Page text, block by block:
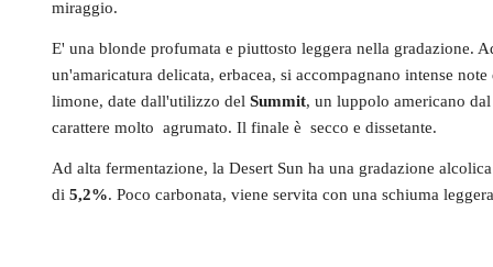
miraggio.
E' una blonde profumata e piuttosto leggera nella gradazione.
un'amaricatura delicata, erbacea, si accompagnano intense note
limone, date dall'utilizzo delSummit, un luppolo americano dal
carattere molto agrumato. Il finale è secco e dissetante.
Ad alta fermentazione, la Desert Sun ha una gradazione alcolica
di5,2%. Poco carbonata, viene servita con una schiuma